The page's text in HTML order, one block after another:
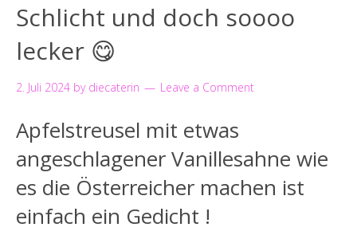
Schlicht und doch soooo
lecker 😋
2. Juli 2024 by diecaterin Leave a Comment
Apfelstreusel mit etwas
angeschlagener Vanillesahne wie
es die Österreicher machen ist
einfach ein Gedicht !